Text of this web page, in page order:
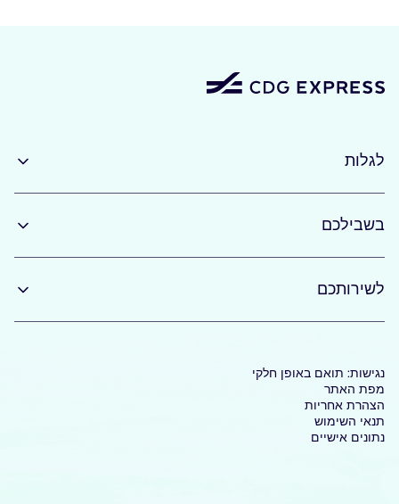
לגלות
בשבילכם
לשירותכם
נגישות: תואם באופן חלקי
מפת האתר
הצהרת אחריות
תנאי השימוש
נתונים אישיים